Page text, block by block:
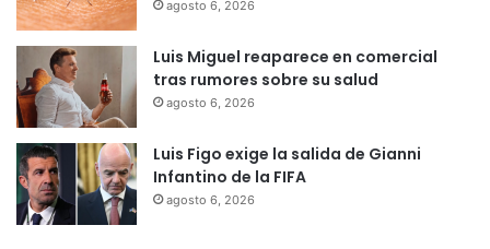
agosto 6, 2026
Luis Miguel reaparece en comercial
tras rumores sobre su salud
agosto 6, 2026
Luis Figo exige la salida de Gianni
Infantino de la FIFA
agosto 6, 2026